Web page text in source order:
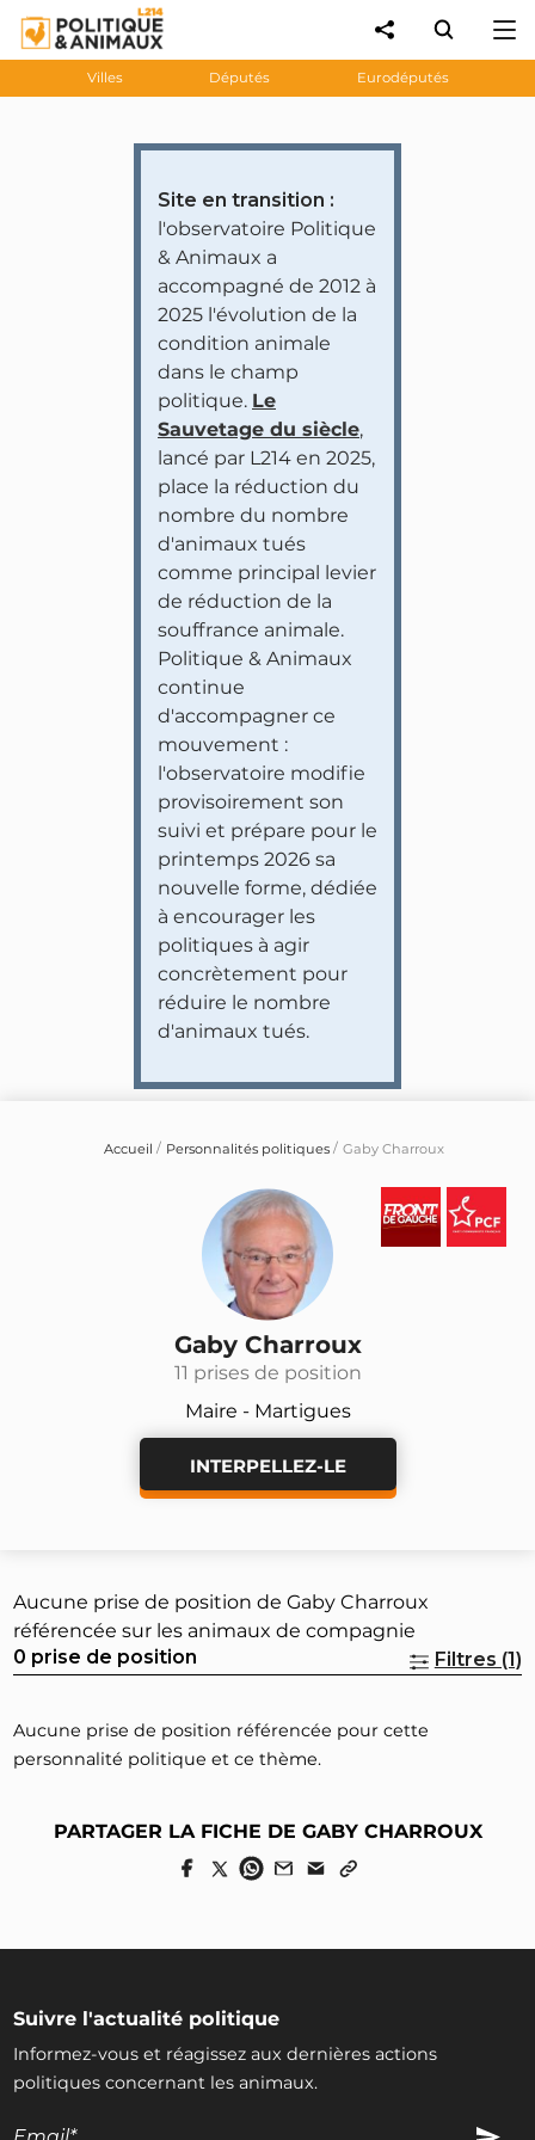
Villes Députés Eurodéputés
Site en transition :
l'observatoire Politique
& Animaux a
accompagné de 2012 à
2025 l'évolution de la
condition animale
dans le champ
politique. Le
Sauvetage du siècle,
lancé par L214 en 2025,
place la réduction du
nombre du nombre
d'animaux tués
comme principal levier
de réduction de la
souffrance animale.
Politique & Animaux
continue
d'accompagner ce
mouvement :
l'observatoire modifie
provisoirement son
suivi et prépare pour le
printemps 2026 sa
nouvelle forme, dédiée
à encourager les
politiques à agir
concrètement pour
réduire le nombre
d'animaux tués.
Accueil Personnalités politiques Gaby Charroux
Gaby Charroux
11 prises de position
Maire - Martigues
INTERPELLEZ-LE
Aucune prise de position de Gaby Charroux
référencée sur les animaux de compagnie
0 prise de position
Filtres (1)
Aucune prise de position référencée pour cette
personnalité politique et ce thème.
PARTAGER LA FICHE DE GABY CHARROUX
Suivre l'actualité politique
Informez-vous et réagissez aux dernières actions
politiques concernant les animaux.